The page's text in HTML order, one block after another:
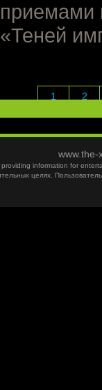
приемами
«Теней
1 2
information for
целях.